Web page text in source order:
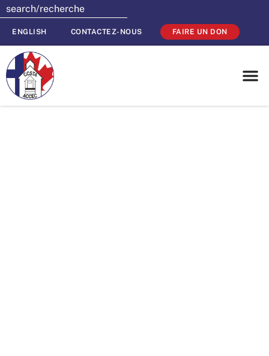
ENGLISH CONTACTEZ-NOUS FAIRE UN DON